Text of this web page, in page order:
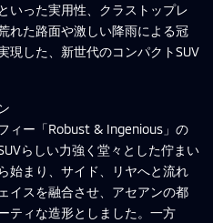
いった実用性、クラストップレ
れた路面や激しい降雨による冠
現した、新世代のコンパクトSUV
ィー「Robust & Ingenious」の
らしい力強く堂々とした佇まい
始まり、サイド、リヤへと流れ
イスを融合させ、アセアンの都
ティな造形としました。一方